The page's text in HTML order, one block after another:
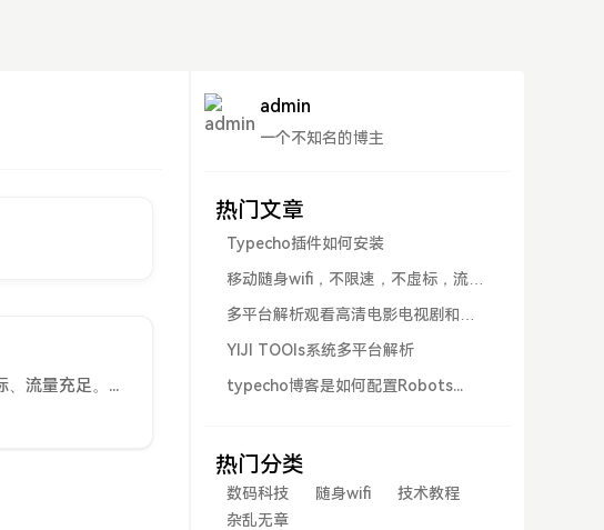
DeepSeek摘要移动电信双网随身WiFi设备，2100毫安电池，不限速、不虚标、流量充足。使用需激活、实名认证、连接WiFi，可通过管理界面修改设置，注意电量、信号和密码安全。移动电信双网2100...
admin
一个不知名的博主
热门文章
Typecho插件如何安装
移动随身wifi，不限速，不虚标，流量
多平台解析观看高清电影电视剧和抖
YIJI TOOls系统多平台解析
typecho博客是如何配置Robots...
热门分类
数码科技 随身wifi
技术教程
杂乱无章